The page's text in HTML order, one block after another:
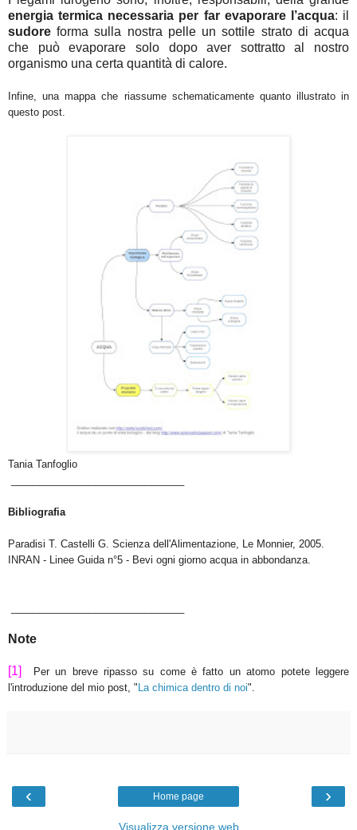
energia termica necessaria per far evaporare l’acqua: il
sudore forma sulla nostra pelle un sottile strato di acqua
che può evaporare solo dopo aver sottratto al nostro
organismo una certa quantità di calore.
Infine, una mappa che riassume schematicamente quanto illustrato in
questo post.
Tania Tanfoglio
Bibliografia
Paradisi T. Castelli G. Scienza dell'Alimentazione, Le Monnier, 2005.
INRAN - Linee Guida n°5 - Bevi ogni giorno acqua in abbondanza.
Note
[1]
Per un breve ripasso su come è fatto un atomo potete leggere
l'introduzione del mio post, " La chimica dentro di noi".
‹ ›
Home page
Visualizza versione web